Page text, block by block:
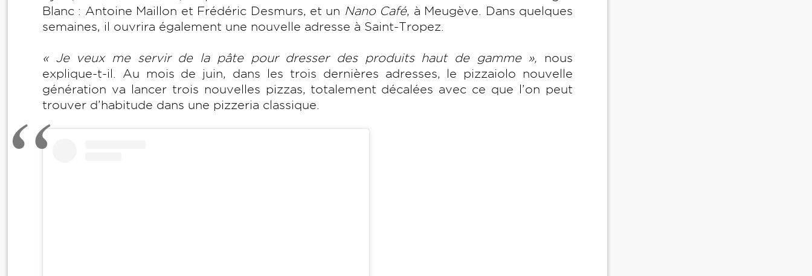
Blanc : Antoine Maillon et Frédéric Desmurs, et un Nano Café, à Meugève. Dans quelques
semaines, il ouvrira également une nouvelle adresse à Saint-Tropez.
« Je veux me servir de la pâte pour dresser des produits haut de gamme », nous
explique-t-il. Au mois de juin, dans les trois dernières adresses, le pizzaiolo nouvelle
génération va lancer trois nouvelles pizzas, totalement décalées avec ce que l’on peut
trouver d’habitude dans une pizzeria classique.